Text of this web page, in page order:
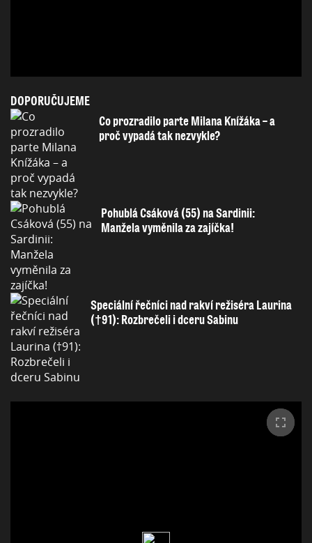
DOPORUČUJEME
Co prozradilo parte Milana Knížáka – a
proč vypadá tak nezvykle?
Pohublá Csáková (55) na Sardinii:
Manžela vyměnila za zajíčka!
Speciální řečníci nad rakví režiséra Laurina
(†91): Rozbrečeli i dceru Sabinu